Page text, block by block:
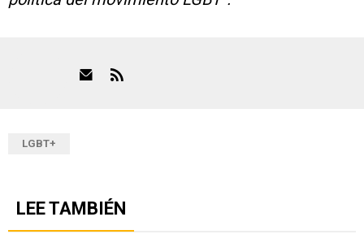
LGBT+
LEE TAMBIÉN